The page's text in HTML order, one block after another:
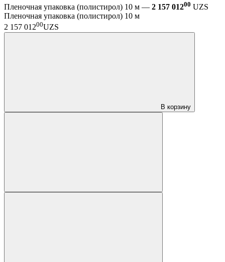
Пленочная упаковка (полистирол) 10 м — 2 157 01200 UZS
Пленочная упаковка (полистирол) 10 м
2 157 01200UZS
В корзину